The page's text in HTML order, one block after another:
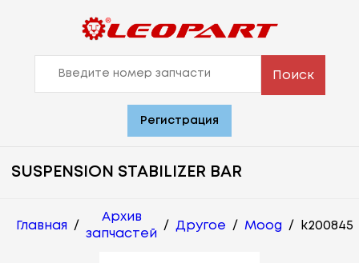
Поиск
Регистрация
SUSPENSION STABILIZER BAR
Главная /
Архив
запчастей
/ Другое / Moog / k200845